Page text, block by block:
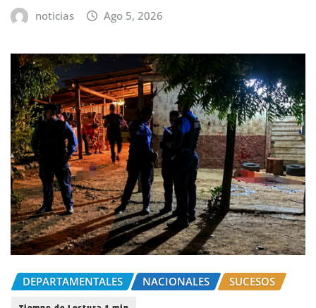
noticias Ago 5, 2026
DEPARTAMENTALES NACIONALES SUCESOS